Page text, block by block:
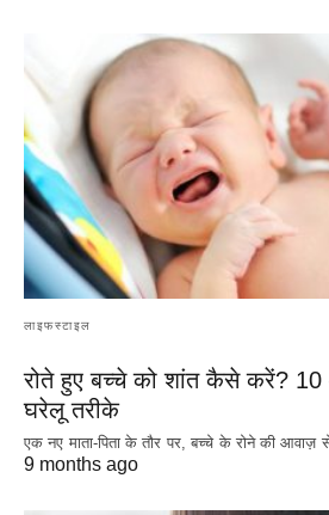
लाइफस्टाइल
रोते हुए बच्चे को शांत कैसे करें?
घरेलू तरीके
एक नए माता-पिता के तौर पर, बच्चे के रोने की आवाज़
9 months ago